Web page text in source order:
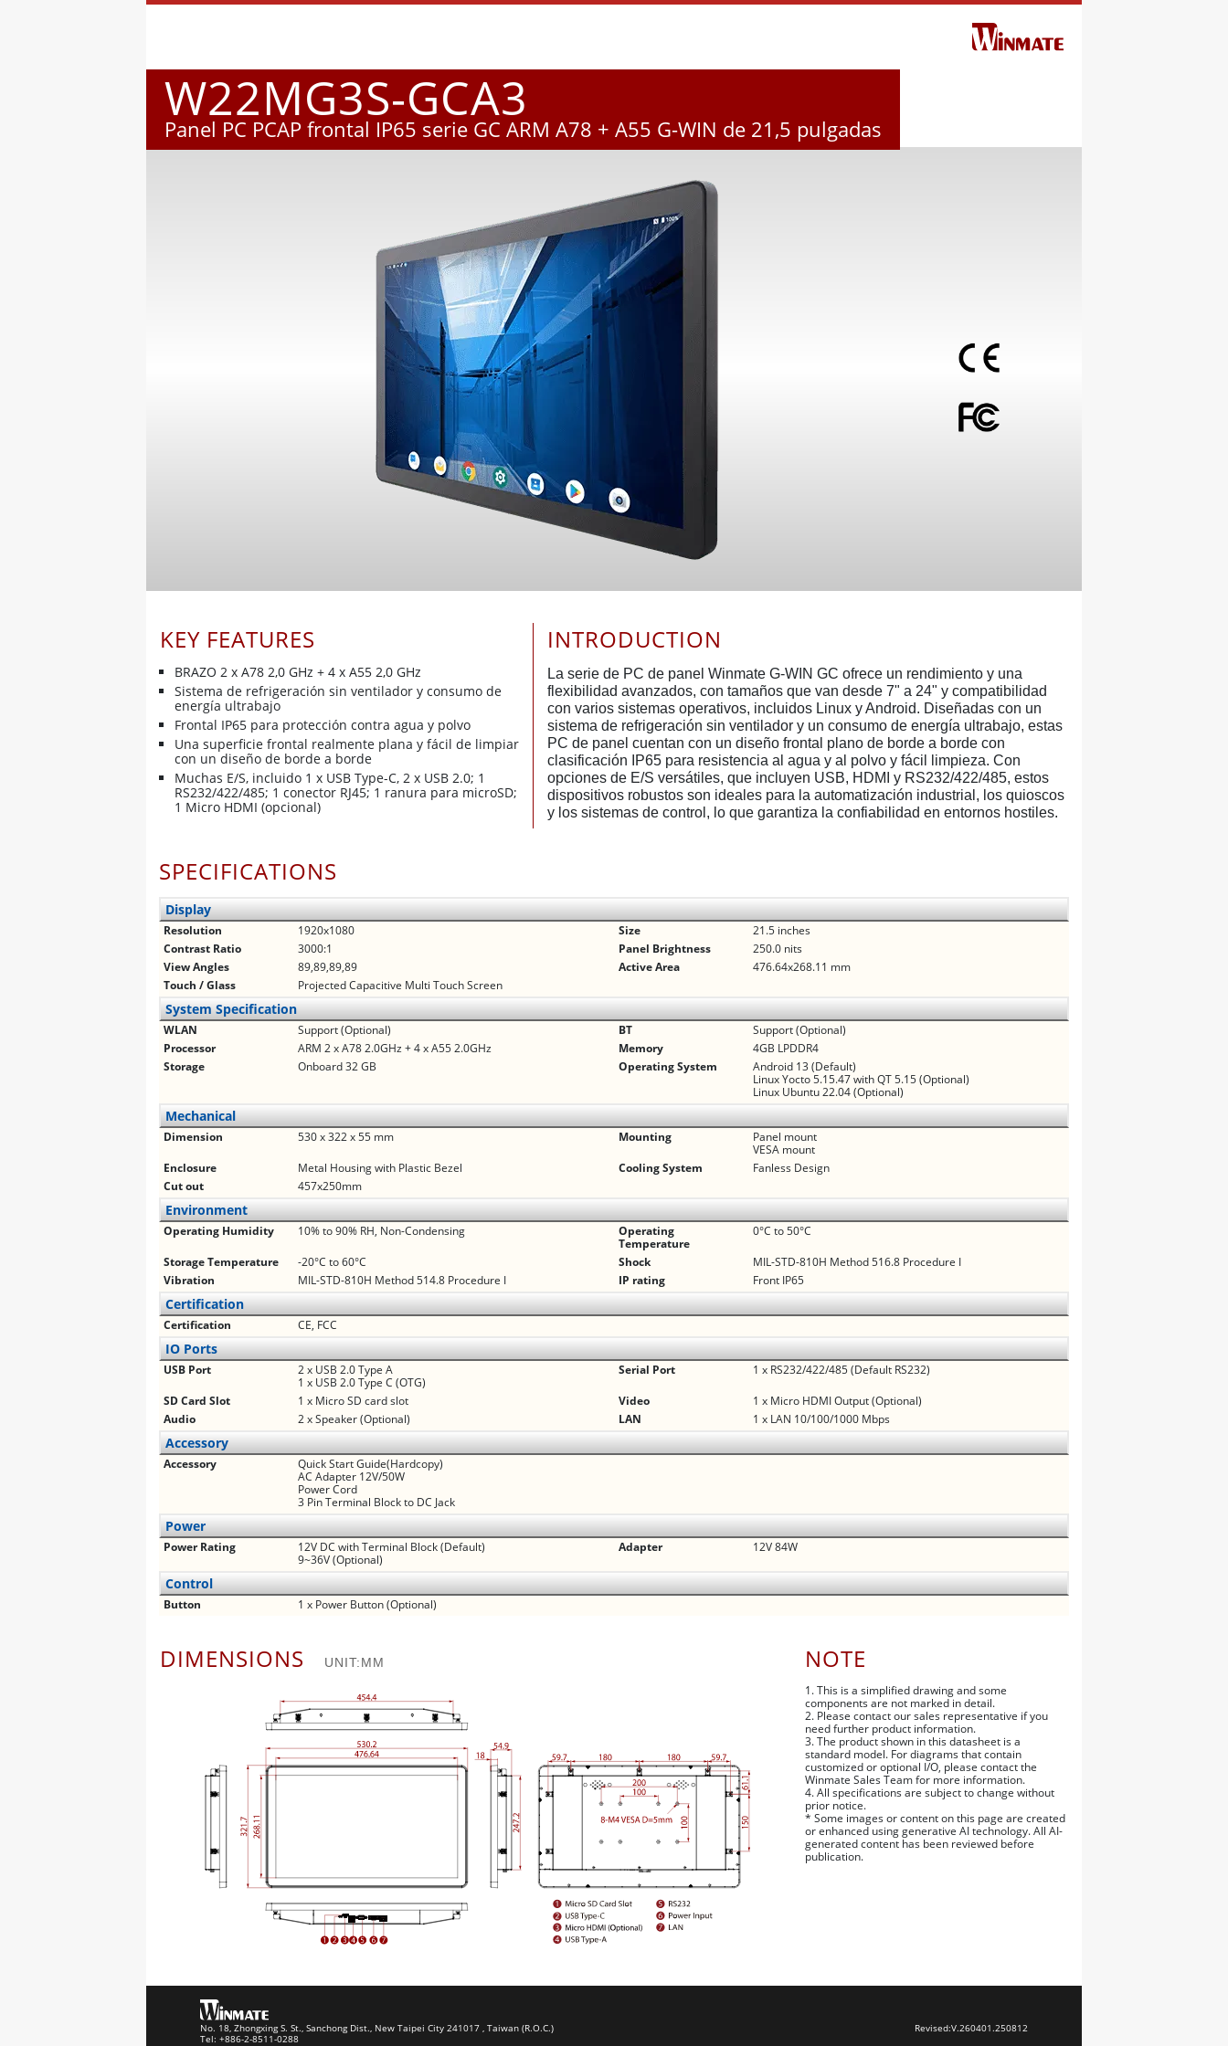
W22MG3S-GCA3
Panel PC PCAP frontal IP65 serie GC ARM A78 + A55 G-WIN de 21,5 pulgadas
KEY FEATURES
BRAZO 2 x A78 2,0 GHz + 4 x A55 2,0 GHz
Sistema de refrigeración sin ventilador y consumo de
energía ultrabajo
Frontal IP65 para protección contra agua y polvo
Una superficie frontal realmente plana y fácil de limpiar
con un diseño de borde a borde
Muchas E/S, incluido 1 x USB Type-C, 2 x USB 2.0; 1
RS232/422/485; 1 conector RJ45; 1 ranura para microSD;
1 Micro HDMI (opcional)
INTRODUCTION
La serie de PC de panel Winmate G-WIN GC ofrece un rendimiento y una
flexibilidad avanzados, con tamaños que van desde 7" a 24" y compatibilidad
con varios sistemas operativos, incluidos Linux y Android. Diseñadas con un
sistema de refrigeración sin ventilador y un consumo de energía ultrabajo, estas
PC de panel cuentan con un diseño frontal plano de borde a borde con
clasificación IP65 para resistencia al agua y al polvo y fácil limpieza. Con
opciones de E/S versátiles, que incluyen USB, HDMI y RS232/422/485, estos
dispositivos robustos son ideales para la automatización industrial, los quioscos
y los sistemas de control, lo que garantiza la confiabilidad en entornos hostiles.
SPECIFICATIONS
Display
Resolution 1920x1080 Size
21.5 inches
Contrast Ratio
3000:1 Panel Brightness
250.0 nits
View Angles
89,89,89,89 Active Area
476.64x268.11 mm
Touch / Glass
Projected Capacitive Multi Touch Screen
System Specification
WLAN Support (Optional) BT
Support (Optional)
Processor
ARM 2 x A78 2.0GHz + 4 x A55 2.0GHz Memory
4GB LPDDR4
Storage
Onboard 32 GB Operating System
Android 13 (Default)
Linux Yocto 5.15.47 with QT 5.15 (Optional)
Linux Ubuntu 22.04 (Optional)
Mechanical
Dimension 530 x 322 x 55 mm Mounting
Panel mount
VESA mount
Enclosure
Metal Housing with Plastic Bezel Cooling System
Fanless Design
Cut out
457x250mm
Environment
Operating Humidity 10% to 90% RH, Non-Condensing
Operating
Temperature
0°C to 50°C
Storage Temperature
-20°C to 60°C Shock
MIL-STD-810H Method 516.8 Procedure I
Vibration
MIL-STD-810H Method 514.8 Procedure I IP rating Front IP65
Certification
Certification CE, FCC
IO Ports
USB Port
2 x USB 2.0 Type A
1 x USB 2.0 Type C (OTG)
Serial Port
1 x RS232/422/485 (Default RS232)
SD Card Slot
1 x Micro SD card slot Video
1 x Micro HDMI Output (Optional)
Audio
2 x Speaker (Optional) LAN 1 x LAN 10/100/1000 Mbps
Accessory
Accessory
Quick Start Guide(Hardcopy)
AC Adapter 12V/50W
Power Cord
3 Pin Terminal Block to DC Jack
Power
Power Rating
12V DC with Terminal Block (Default)
9~36V (Optional)
Adapter 12V 84W
Control
Button 1 x Power Button (Optional)
DIMENSIONS UNIT:MM NOTE
1. This is a simplified drawing and some
components are not marked in detail.
2. Please contact our sales representative if you
need further product information.
3. The product shown in this datasheet is a
standard model. For diagrams that contain
customized or optional I/O, please contact the
Winmate Sales Team for more information.
4. All specifications are subject to change without
prior notice.
* Some images or content on this page are created
or enhanced using generative AI technology. All AI-
generated content has been reviewed before
publication.
No. 18, Zhongxing S. St., Sanchong Dist., New Taipei City 241017 , Taiwan (R.O.C.)
Tel: +886-2-8511-0288
Revised:V.260401.250812